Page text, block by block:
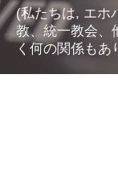
(私たちは, エホ
教、統一教会、
く何の関係もあ